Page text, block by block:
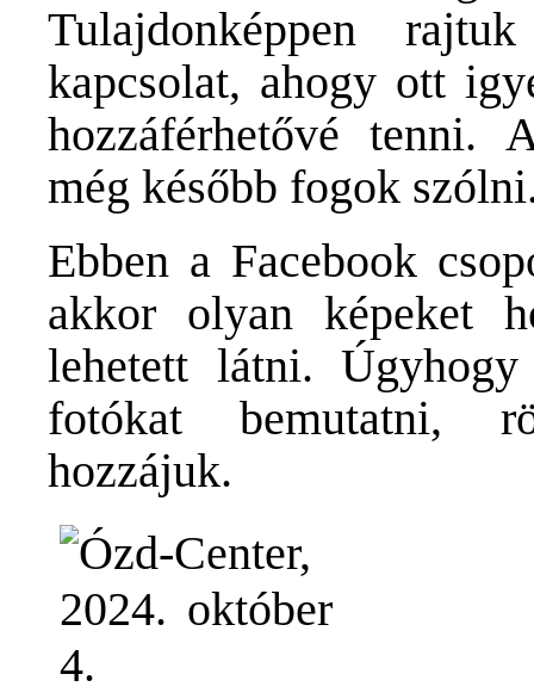
Tulajdonképpen
kapcsolat, ahogy ott
hozzáférhetővé tenni.
még később fogok
Ebben a Facebook
akkor olyan képeket
lehetett látni.
fotókat bemutatni,
hozzájuk.